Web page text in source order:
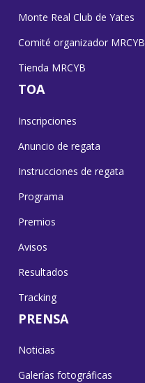
Monte Real Club de Yates
Comité organizador MRCYB
Tienda MRCYB
TOA
Inscripciones
Anuncio de regata
Instrucciones de regata
Programa
Premios
Avisos
Resultados
Tracking
PRENSA
Noticias
Galerías fotográficas